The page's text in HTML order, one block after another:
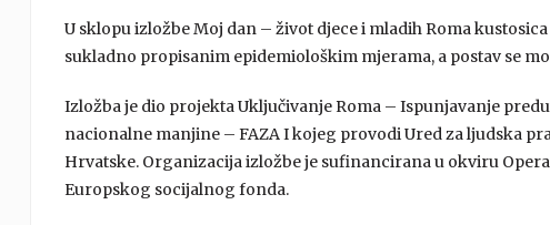
U sklopu izložbe Moj dan – život djece i mladih Roma kustosica
sukladno propisanim epidemiološkim mjerama, a postav se
Izložba je dio projekta Uključivanje Roma – Ispunjavanje
nacionalne manjine – FAZA I kojeg provodi Ured za ljudska
Hrvatske. Organizacija izložbe je sufinancirana u okviru
Europskog socijalnog fonda.